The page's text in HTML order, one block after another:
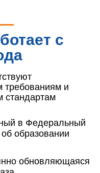
с
требованиям и
стандартам
в Федеральный
образовании
обновляющаяся